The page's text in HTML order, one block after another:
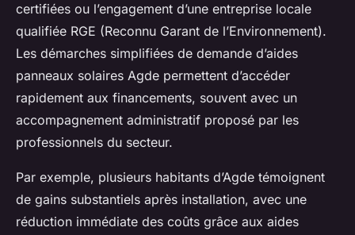
certifiées ou l’engagement d’une entreprise locale
qualifiée RGE (Reconnu Garant de l’Environnement).
Les démarches simplifiées de demande d’aides
panneaux solaires Agde permettent d’accéder
rapidement aux financements, souvent avec un
accompagnement administratif proposé par les
professionnels du secteur.
Par exemple, plusieurs habitants d’Agde témoignent
de gains substantiels après installation, avec une
réduction immédiate des coûts grâce aux aides